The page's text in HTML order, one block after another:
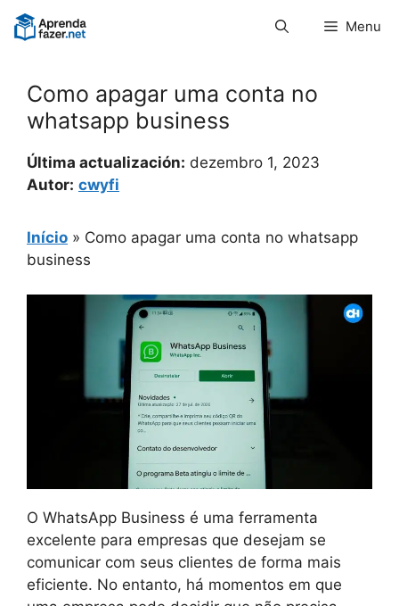
Pular
para
Menu
Como apagar uma conta no
whatsapp business
Última actualización: dezembro 1, 2023
Autor: cwyfi
Início » Como apagar uma conta no whatsapp
business
O WhatsApp Business é uma ferramenta
excelente para empresas que desejam se
comunicar com seus clientes de forma mais
eficiente. No entanto, há momentos em que